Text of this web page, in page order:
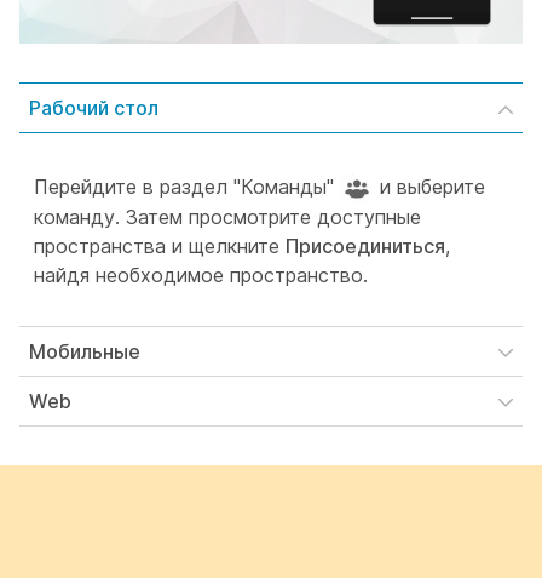
Рабочий стол
Перейдите в раздел "Команды"
и выберите
команду. Затем просмотрите доступные
пространства и щелкните Присоединиться,
найдя необходимое пространство.
Мобильные
Web